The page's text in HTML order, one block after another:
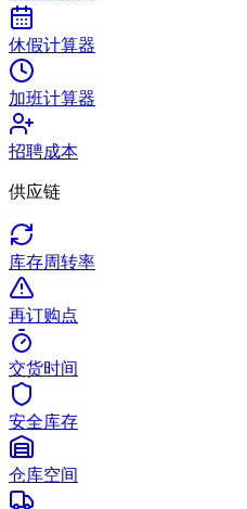
休假计算器
加班计算器
招聘成本
供应链
库存周转率
再订购点
交货时间
安全库存
仓库空间